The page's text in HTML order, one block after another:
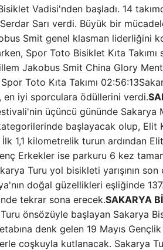
Vadisi'nden başladı. 14
Sarı verdi. Büyük bir
Smit genel klasman liderliğini
Spor Toto Bisiklet Kıta
Jakobus Smit China Glory
Toto Kıta Takımı
en iyi sporculara ödüllerini verdi.
üçüncü gününde Sakarya
başlayacak olup, Elit
1,1 kilometrelik turun ardından
Erkekler ise parkuru 6 kez
Turu yol bisikleti yarışının
doğal güzellikleri eşliğinde
tekrar sona erecek.SAKARYA
önsözüyle başlayan Sakarya
denk gelen 19 Mayıs
coşkuyla kutlanacak. Sakarya